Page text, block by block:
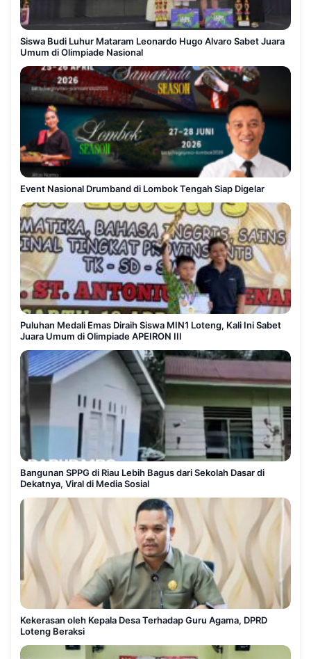
Siswa Budi Luhur Mataram Leonardo Hugo Alvaro Sabet Juara
Umum di Olimpiade Nasional
Event Nasional Drumband di Lombok Tengah Siap Digelar
Puluhan Medali Emas Diraih Siswa MIN1 Loteng, Kali Ini Sabet
Juara Umum di Olimpiade APEIRON III
Bangunan SPPG di Riau Lebih Bagus dari Sekolah Dasar di
Dekatnya, Viral di Media Sosial
Kekerasan oleh Kepala Desa Terhadap Guru Agama, DPRD
Loteng Beraksi